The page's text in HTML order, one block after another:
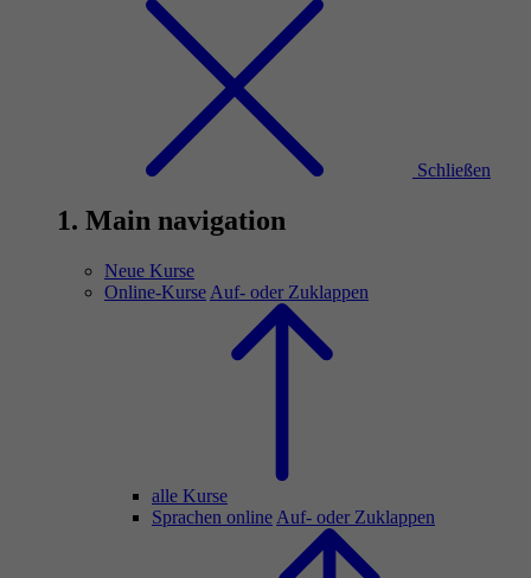
Schließen
1. Main navigation
Neue Kurse
Online-Kurse Auf- oder Zuklappen
alle Kurse
Sprachen online Auf- oder Zuklappen